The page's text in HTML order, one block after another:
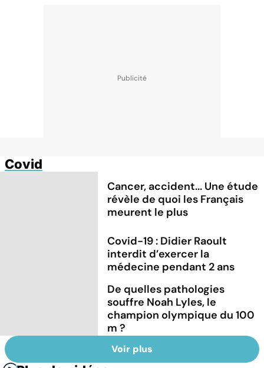
Covid
Cancer, accident... Une étude
révèle de quoi les Français
meurent le plus
Covid-19 : Didier Raoult
interdit d’exercer la
médecine pendant 2 ans
De quelles pathologies
souffre Noah Lyles, le
champion olympique du 100
m ?
Voir plus